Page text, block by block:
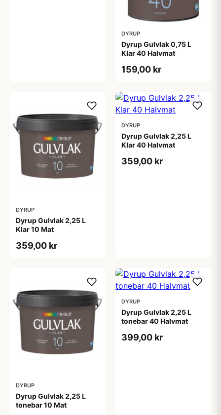
DYRUP
Dyrup Gulvlak 0,75 L
Klar 40 Halvmat
159,00 kr
DYRUP
Dyrup Gulvlak 2,25 L
Klar 10 Mat
359,00 kr
DYRUP
Dyrup Gulvlak 2,25 L
Klar 40 Halvmat
359,00 kr
DYRUP
Dyrup Gulvlak 2,25 L
tonebar 10 Mat
DYRUP
Dyrup Gulvlak 2,25 L
tonebar 40 Halvmat
399,00 kr